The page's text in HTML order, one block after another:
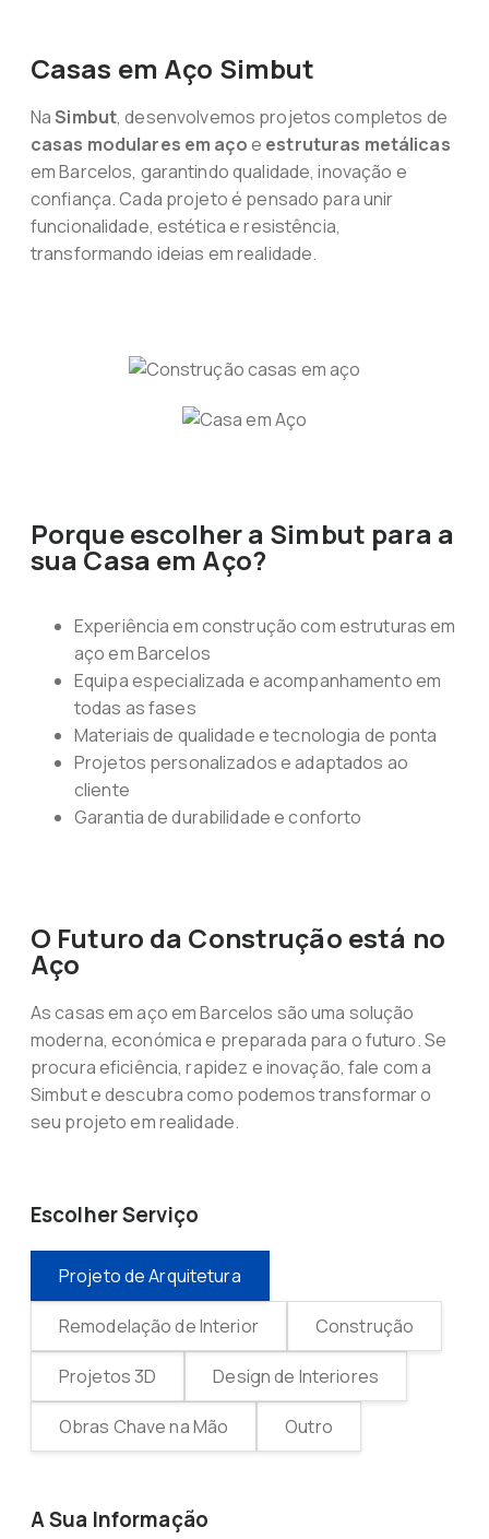
Casas em Aço Simbut
NaSimbut, desenvolvemos projetos completos de
casas modulares em açoe estruturas metálicas
em Barcelos, garantindo qualidade, inovação e
confiança. Cada projeto é pensado para unir
funcionalidade, estética e resistência,
transformando ideias em realidade.
Porque escolher a Simbut para a
sua Casa em Aço?
Experiência em construção com estruturas em
aço em Barcelos
Equipa especializada e acompanhamento em
todas as fases
Materiais de qualidade e tecnologia de ponta
Projetos personalizados e adaptados ao
cliente
Garantia de durabilidade e conforto
O Futuro da Construção está no
Aço
As casas em aço em Barcelos são uma solução
moderna, económica e preparada para o futuro. Se
procura eficiência, rapidez e inovação, fale com a
Simbut e descubra como podemos transformar o
seu projeto em realidade.
Escolher Serviço
Projeto de Arquitetura
Remodelação de Interior Construção
Projetos 3D Design de Interiores
Obras Chave na Mão Outro
A Sua Informação